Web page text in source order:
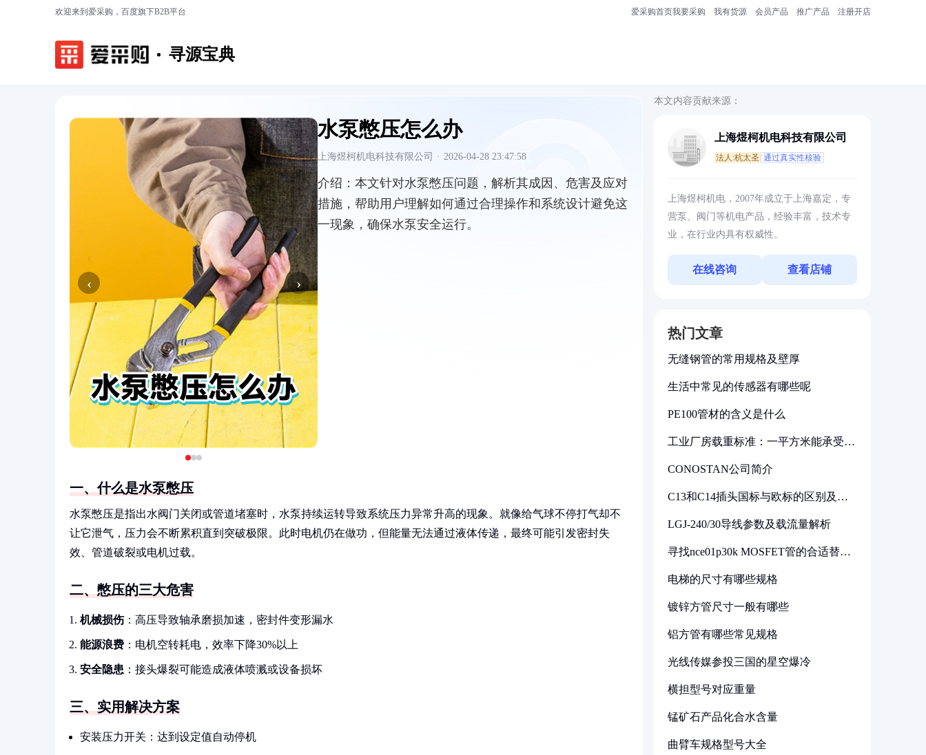
欢迎来到爱采购，百度旗下B2B平台 爱采购首页我要采购 我有货源 会员产品 推广产品 注册开店
寻源宝典
‹ ›
水泵憋压怎么办
上海煜柯机电科技有限公司 · 2026-04-28 23:47:58
介绍： 本文针对水泵憋压问题，解析其成因、危害及应对
措施，帮助用户理解如何通过合理操作和系统设计避免这
一现象，确保水泵安全运行。
一、什么是水泵憋压
水泵憋压是指出水阀门关闭或管道堵塞时，水泵持续运转导致系统压力异常升高的现象。就像给气球不停打气却不
让它泄气，压力会不断累积直到突破极限。此时电机仍在做功，但能量无法通过液体传递，最终可能引发密封失
效、管道破裂或电机过载。
二、憋压的三大危害
机械损伤：高压导致轴承磨损加速，密封件变形漏水
能源浪费 ：电机空转耗电，效率下降30%以上
安全隐患 ：接头爆裂可能造成液体喷溅或设备损坏
三、实用解决方案
安装压力开关：达到设定值自动停机
本文内容贡献来源：
上海煜柯机电科技有限公司
法人:杭太圣 通过真实性核验
上海煜柯机电，2007年成立于上海嘉定，专
营泵、阀门等机电产品，经验丰富，技术专
业，在行业内具有权威性。
在线咨询 查看店铺
热门文章
无缝钢管的常用规格及壁厚
生活中常见的传感器有哪些呢
PE100管材的含义是什么
工业厂房载重标准：一平方米能承受多
CONOSTAN公司简介
C13和C14插头国标与欧标的区别及其
LGJ-240/30导线参数及载流量解析
寻找nce01p30k MOSFET管的合适替代
电梯的尺寸有哪些规格
镀锌方管尺寸一般有哪些
铝方管有哪些常见规格
光线传媒参投三国的星空爆冷
横担型号对应重量
锰矿石产品化合水含量
曲臂车规格型号大全